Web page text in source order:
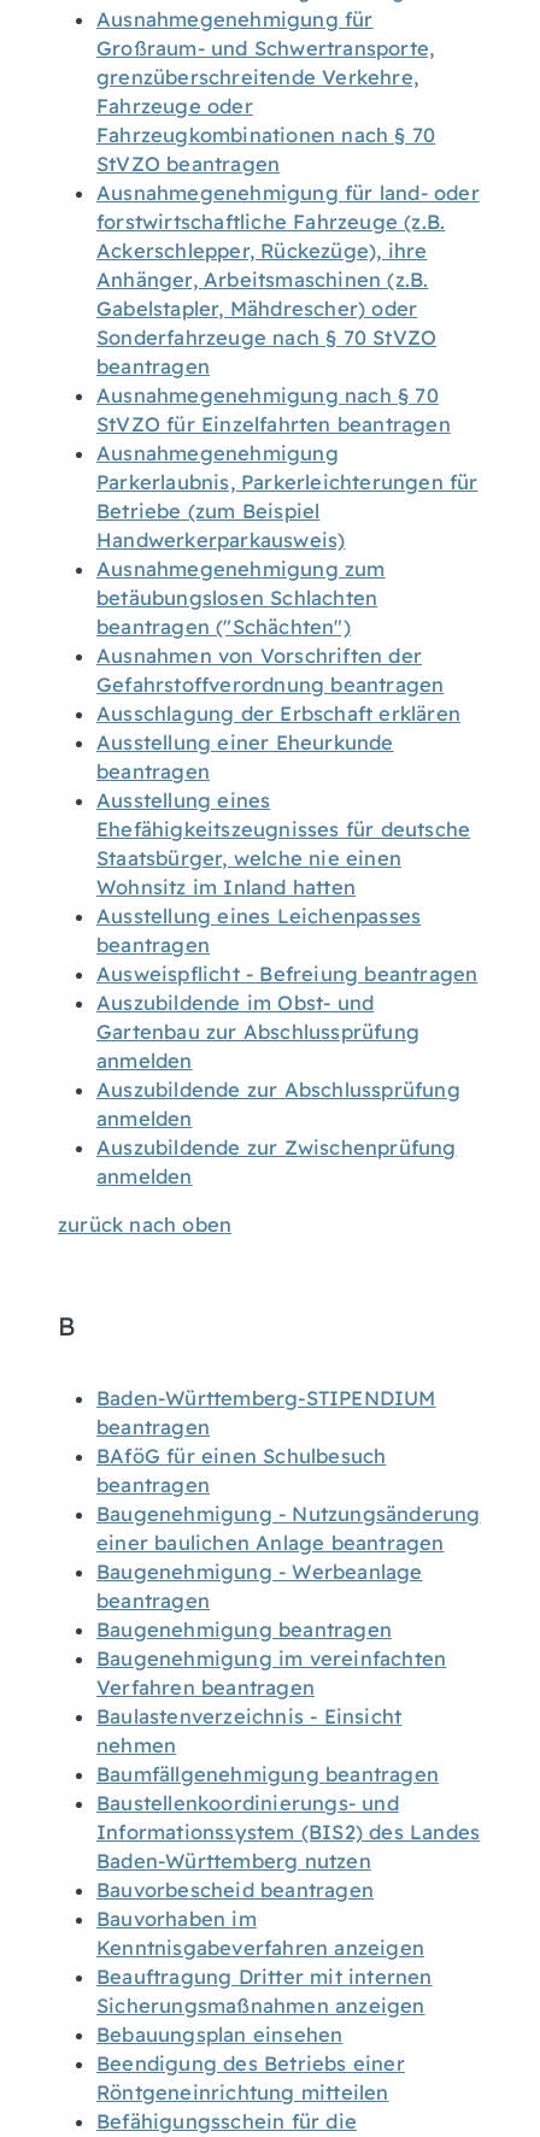
Ausnahmegenehmigung für
Großraum- und Schwertransporte,
grenzüberschreitende Verkehre,
Fahrzeuge oder
Fahrzeugkombinationen nach § 70
StVZO beantragen
Ausnahmegenehmigung für land- oder
forstwirtschaftliche Fahrzeuge (z.B.
Ackerschlepper, Rückezüge), ihre
Anhänger, Arbeitsmaschinen (z.B.
Gabelstapler, Mähdrescher) oder
Sonderfahrzeuge nach § 70 StVZO
beantragen
Ausnahmegenehmigung nach § 70
StVZO für Einzelfahrten beantragen
Ausnahmegenehmigung
Parkerlaubnis, Parkerleichterungen für
Betriebe (zum Beispiel
Handwerkerparkausweis)
Ausnahmegenehmigung zum
betäubungslosen Schlachten
beantragen ("Schächten")
Ausnahmen von Vorschriften der
Gefahrstoffverordnung beantragen
Ausschlagung der Erbschaft erklären
Ausstellung einer Eheurkunde
beantragen
Ausstellung eines
Ehefähigkeitszeugnisses für deutsche
Staatsbürger, welche nie einen
Wohnsitz im Inland hatten
Ausstellung eines Leichenpasses
beantragen
Ausweispflicht - Befreiung beantragen
Auszubildende im Obst- und
Gartenbau zur Abschlussprüfung
anmelden
Auszubildende zur Abschlussprüfung
anmelden
Auszubildende zur Zwischenprüfung
anmelden
zurück nach oben
B
Baden-Württemberg-STIPENDIUM
beantragen
BAföG für einen Schulbesuch
beantragen
Baugenehmigung - Nutzungsänderung
einer baulichen Anlage beantragen
Baugenehmigung - Werbeanlage
beantragen
Baugenehmigung beantragen
Baugenehmigung im vereinfachten
Verfahren beantragen
Baulastenverzeichnis - Einsicht
nehmen
Baumfällgenehmigung beantragen
Baustellenkoordinierungs- und
Informationssystem (BIS2) des Landes
Baden-Württemberg nutzen
Bauvorbescheid beantragen
Bauvorhaben im
Kenntnisgabeverfahren anzeigen
Beauftragung Dritter mit internen
Sicherungsmaßnahmen anzeigen
Bebauungsplan einsehen
Beendigung des Betriebs einer
Röntgeneinrichtung mitteilen
Befähigungsschein für die